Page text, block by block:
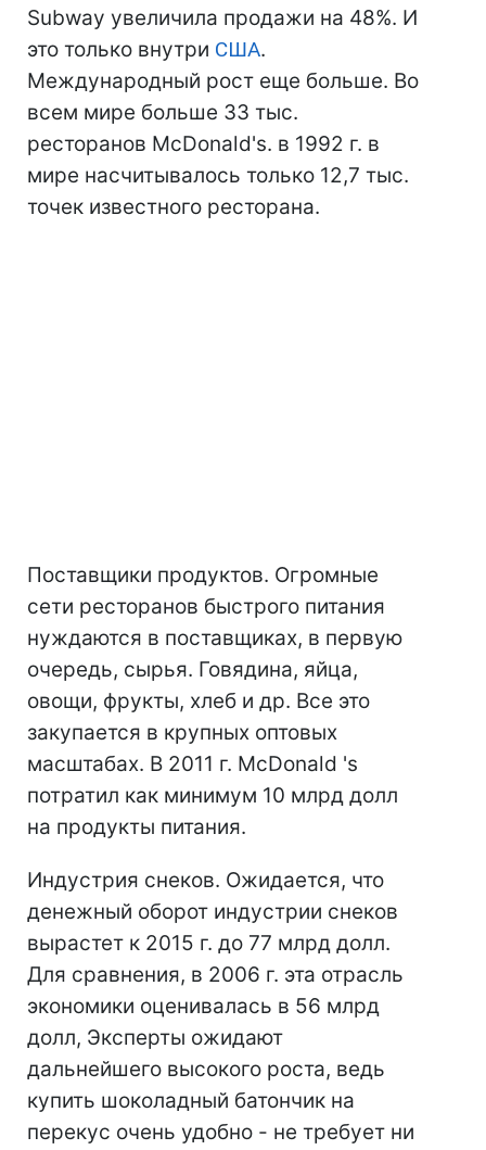
Subway увеличила продажи на 48%. И
это только внутри США.
Международный рост еще больше. Во
всем мире больше 33 тыс.
ресторанов McDonald's. в 1992 г. в
мире насчитывалось только 12,7 тыс.
точек известного ресторана.
Поставщики продуктов. Огромные
сети ресторанов быстрого питания
нуждаются в поставщиках, в первую
очередь, сырья. Говядина, яйца,
овощи, фрукты, хлеб и др. Все это
закупается в крупных оптовых
масштабах. В 2011 г. McDonald 's
потратил как минимум 10 млрд долл
на продукты питания.
Индустрия снеков. Ожидается, что
денежный оборот индустрии снеков
вырастет к 2015 г. до 77 млрд долл.
Для сравнения, в 2006 г. эта отрасль
экономики оценивалась в 56 млрд
долл, Эксперты ожидают
дальнейшего высокого роста, ведь
купить шоколадный батончик на
перекус очень удобно - не требует ни